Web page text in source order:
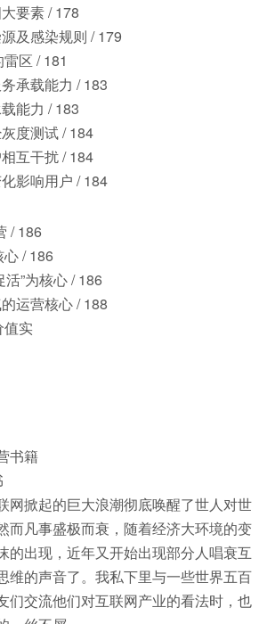
要素 / 178
及感染规则 / 179
区 / 181
承载能力 / 183
能力 / 183
度测试 / 184
互干扰 / 184
影响用户 / 184
/ 186
/ 186
活”为核心 / 186
运营核心 / 188
值实
书籍
网掀起的巨大浪潮彻底唤醒了世人对世
而凡事盛极而衰，随着经济大环境的变
的出现，近年又开始出现部分人唱衰互
维的声音了。我私下里与一些世界五百
们交流他们对互联网产业的看法时，也